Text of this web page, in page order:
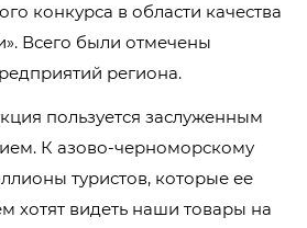
конкурса в области качества
Всего были отмечены
региона.
пользуется заслуженным
К азово-черноморскому
туристов, которые ее
хотят видеть наши товары на